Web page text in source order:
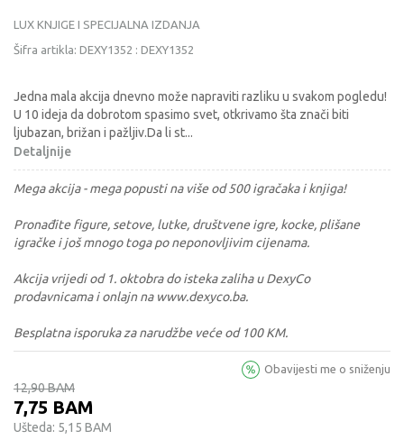
LUX KNJIGE I SPECIJALNA IZDANJA
Šifra artikla: DEXY1352 : DEXY1352
Jedna mala akcija dnevno može napraviti razliku u svakom pogledu!
U 10 ideja da dobrotom spasimo svet, otkrivamo šta znači biti
ljubazan, brižan i pažljiv.Da li st...
Detaljnije
Mega akcija - mega popusti na više od 500 igračaka i knjiga!
Pronađite figure, setove, lutke, društvene igre, kocke, plišane
igračke i još mnogo toga po neponovljivim cijenama.
Akcija vrijedi od 1. oktobra do isteka zaliha u DexyCo
prodavnicama i onlajn na www.dexyco.ba.
Besplatna isporuka za narudžbe veće od 100 KM.
12,90BAM
7,75 BAM
Ušteda: 5,15 BAM
Obavijesti me o sniženju